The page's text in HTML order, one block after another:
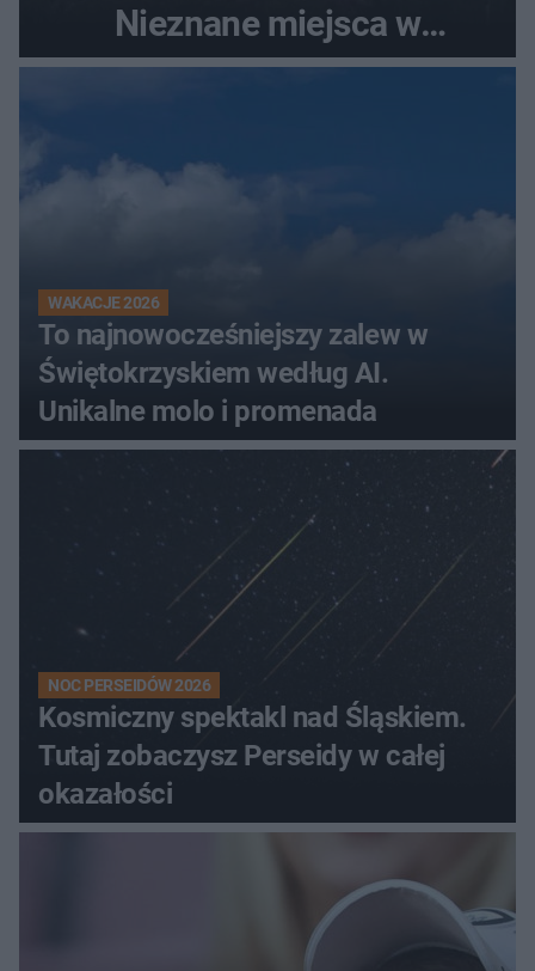
Nieznane miejsca w
Świętokrzyskiem
WAKACJE 2026
To najnowocześniejszy zalew w
Świętokrzyskiem według AI.
Unikalne molo i promenada
NOC PERSEIDÓW 2026
Kosmiczny spektakl nad Śląskiem.
Tutaj zobaczysz Perseidy w całej
okazałości